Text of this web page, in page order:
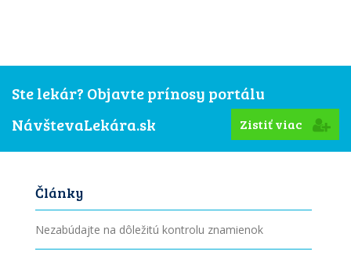
Ste lekár? Objavte prínosy portálu
NávštevaLekára.sk
Zistiť viac
Články
Nezabúdajte na dôležitú kontrolu znamienok